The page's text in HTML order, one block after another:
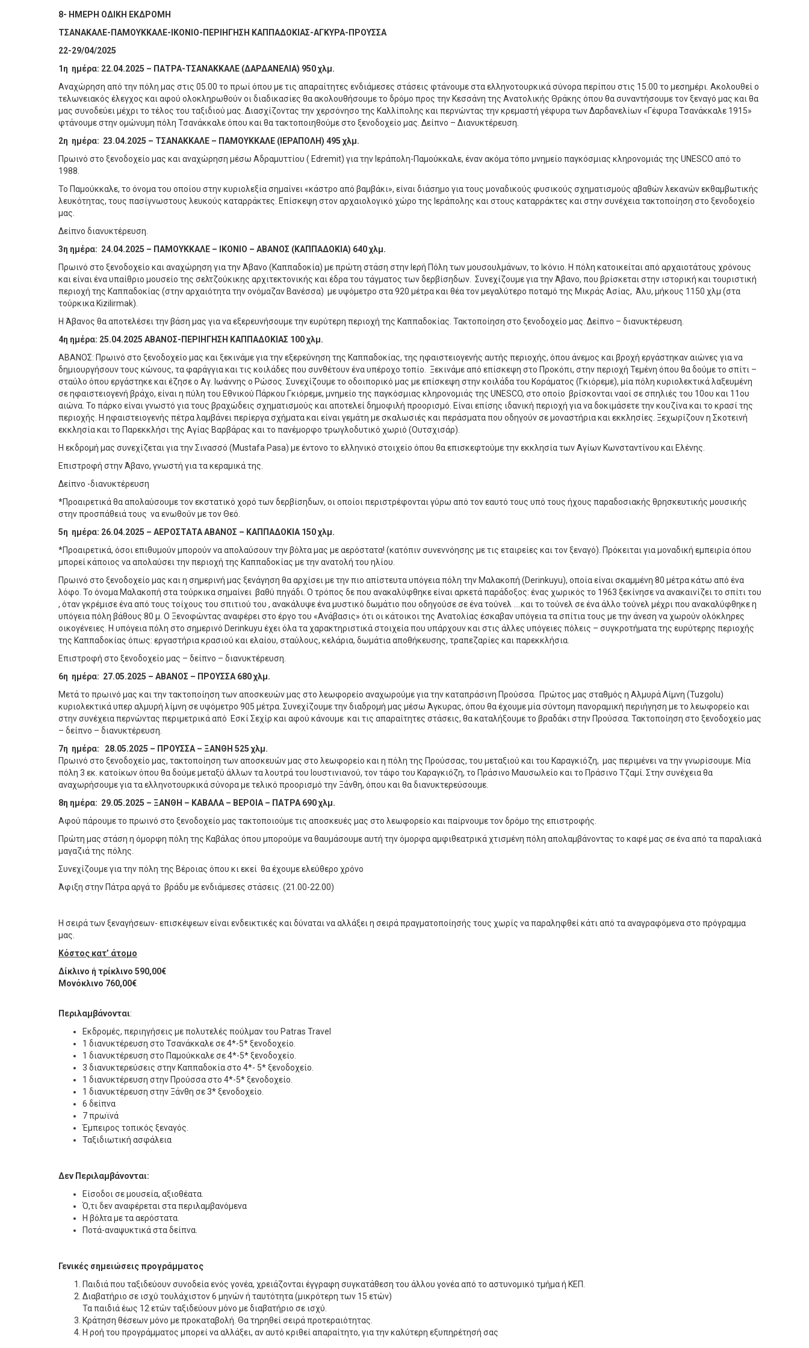
8- ΗΜΕΡΗ ΟΔΙΚΗ ΕΚΔΡΟΜΗ
ΤΣΑΝΑΚΑΛΕ-ΠΑΜΟΥΚΚΑΛΕ-ΙΚΟΝΙΟ-ΠΕΡΙΗΓΗΣΗ ΚΑΠΠΑΔΟΚΙΑΣ-ΑΓΚΥΡΑ-ΠΡΟΥΣΣΑ
22-29/04/2025
1η ημέρα: 22.04.2025 – ΠΑΤΡΑ-ΤΣΑΝΑΚΚΑΛΕ (ΔΑΡΔΑΝΕΛΙΑ) 950 χλμ.
Αναχώρηση από την πόλη μας στις 05.00 το πρωί όπου με τις απαραίτητες ενδιάμεσες στάσεις φτάνουμε στα ελληνοτουρκικά σύνορα περίπου στις 15.00 το μεσημέρι. Ακολουθεί ο
τελωνειακός έλεγχος και αφού ολοκληρωθούν οι διαδικασίες θα ακολουθήσουμε το δρόμο προς την Κεσσάνη της Ανατολικής Θράκης όπου θα συναντήσουμε τον ξεναγό μας και θα
μας συνοδεύει μέχρι το τέλος του ταξιδιού μας. Διασχίζοντας την χερσόνησο της Καλλίπολης και περνώντας την κρεμαστή γέφυρα των Δαρδανελίων «Γέφυρα Τσανάκκαλε 1915»
φτάνουμε στην ομώνυμη πόλη Τσανάκκαλε όπου και θα τακτοποιηθούμε στο ξενοδοχείο μας. Δείπνο – Διανυκτέρευση.
2η ημέρα: 23.04.2025 – ΤΣΑΝΑΚΚΑΛΕ – ΠΑΜΟΥΚΚΑΛΕ (ΙΕΡΑΠΟΛΗ) 495 χλμ.
Πρωινό στο ξενοδοχείο μας και αναχώρηση μέσω Αδραμυττίου ( Edremit) για την Ιεράπολη-Παμούκκαλε, έναν ακόμα τόπο μνημείο παγκόσμιας κληρονομιάς της UNESCO από το
1988.
Το Παμούκκαλε, το όνομα του οποίου στην κυριολεξία σημαίνει «κάστρο από βαμβάκι», είναι διάσημο για τους μοναδικούς φυσικούς σχηματισμούς αβαθών λεκανών εκθαμβωτικής
λευκότητας, τους πασίγνωστους λευκούς καταρράκτες. Επίσκεψη στον αρχαιολογικό χώρο της Ιεράπολης και στους καταρράκτες και στην συνέχεια τακτοποίηση στο ξενοδοχείο
μας.
Δείπνο διανυκτέρευση.
3η ημέρα: 24.04.2025 – ΠΑΜΟΥΚΚΑΛΕ – ΙΚΟΝΙΟ – ΑΒΑΝΟΣ (ΚΑΠΠΑΔΟΚΙΑ) 640 χλμ.
Πρωινό στο ξενοδοχείο και αναχώρηση για την Άβανο (Καππαδοκία) με πρώτη στάση στην Ιερή Πόλη των μουσουλμάνων, το Ικόνιο. Η πόλη κατοικείται από αρχαιοτάτους χρόνους
και είναι ένα υπαίθριο μουσείο της σελτζούκικης αρχιτεκτονικής και έδρα του τάγματος των δερβίσηδων. Συνεχίζουμε για την Άβανο, που βρίσκεται στην ιστορική και τουριστική
περιοχή της Καππαδοκίας (στην αρχαιότητα την ονόμαζαν Βανέσσα) με υψόμετρο στα 920 μέτρα και θέα τον μεγαλύτερο ποταμό της Μικράς Ασίας, Άλυ, μήκους 1150 χλμ (στα
τούρκικα Kizilirmak).
Η Άβανος θα αποτελέσει την βάση μας για να εξερευνήσουμε την ευρύτερη περιοχή της Καππαδοκίας. Τακτοποίηση στο ξενοδοχείο μας. Δείπνο – διανυκτέρευση.
4η ημέρα: 25.04.2025 ΑΒΑΝΟΣ-ΠΕΡΙΗΓΗΣΗ ΚΑΠΠΑΔΟΚΙΑΣ 100 χλμ.
ΑΒΑΝΟΣ: Πρωινό στο ξενοδοχείο μας και ξεκινάμε για την εξερεύνηση της Καππαδοκίας, της ηφαιστειογενής αυτής περιοχής, όπου άνεμος και βροχή εργάστηκαν αιώνες για να
δημιουργήσουν τους κώνους, τα φαράγγια και τις κοιλάδες που συνθέτουν ένα υπέροχο τοπίο. Ξεκινάμε από επίσκεψη στο Προκόπι, στην περιοχή Τεμένη όπου θα δούμε το σπίτι –
σταύλο όπου εργάστηκε και έζησε ο Αγ. Ιωάννης ο Ρώσος. Συνεχίζουμε το οδοιπορικό μας με επίσκεψη στην κοιλάδα του Κοράματος (Γκιόρεμε), μία πόλη κυριολεκτικά λαξευμένη
σε ηφαιστειογενή βράχο, είναι η πύλη του Εθνικού Πάρκου Γκιόρεμε, μνημείο της παγκόσμιας κληρονομιάς της UNESCO, στο οποίο βρίσκονται ναοί σε σπηλιές του 10ου και 11ου
αιώνα. Το πάρκο είναι γνωστό για τους βραχώδεις σχηματισμούς και αποτελεί δημοφιλή προορισμό. Είναι επίσης ιδανική περιοχή για να δοκιμάσετε την κουζίνα και το κρασί της
περιοχής. Η ηφαιστειογενής πέτρα λαμβάνει περίεργα σχήματα και είναι γεμάτη με σκαλωσιές και περάσματα που οδηγούν σε μοναστήρια και εκκλησίες. Ξεχωρίζουν η Σκοτεινή
εκκλησία και το Παρεκκλήσι της Αγίας Βαρβάρας και το πανέμορφο τρωγλοδυτικό χωριό (Ουτσχισάρ).
Η εκδρομή μας συνεχίζεται για την Σινασσό (Mustafa Pasa) με έντονο το ελληνικό στοιχείο όπου θα επισκεφτούμε την εκκλησία των Αγίων Κωνσταντίνου και Ελένης.
Επιστροφή στην Άβανο, γνωστή για τα κεραμικά της.
Δείπνο -διανυκτέρευση
*Προαιρετικά θα απολαύσουμε τον εκστατικό χορό των δερβίσηδων, οι οποίοι περιστρέφονται γύρω από τον εαυτό τους υπό τους ήχους παραδοσιακής θρησκευτικής μουσικής
στην προσπάθειά τους να ενωθούν με τον Θεό.
5η ημέρα: 26.04.2025 – ΑΕΡΟΣΤΑΤΑ ΑΒΑΝΟΣ – ΚΑΠΠΑΔΟΚΙΑ 150 χλμ.
*Προαιρετικά, όσοι επιθυμούν μπορούν να απολαύσουν την βόλτα μας με αερόστατα! (κατόπιν συνεννόησης με τις εταιρείες και τον ξεναγό). Πρόκειται για μοναδική εμπειρία όπου
μπορεί κάποιος να απολαύσει την περιοχή της Καππαδοκίας με την ανατολή του ηλίου.
Πρωινό στο ξενοδοχείο μας και η σημερινή μας ξενάγηση θα αρχίσει με την πιο απίστευτα υπόγεια πόλη την Μαλακοπή (Derinkuyu), οποία είναι σκαμμένη 80 μέτρα κάτω από ένα
λόφο. Το όνομα Μαλακοπή στα τούρκικα σημαίνει βαθύ πηγάδι. Ο τρόπος δε που ανακαλύφθηκε είναι αρκετά παράδοξος: ένας χωρικός το 1963 ξεκίνησε να ανακαινίζει το σπίτι του
, όταν γκρέμισε ένα από τους τοίχους του σπιτιού του , ανακάλυψε ένα μυστικό δωμάτιο που οδηγούσε σε ένα τούνελ ….και το τούνελ σε ένα άλλο τούνελ μέχρι που ανακαλύφθηκε η
υπόγεια πόλη βάθους 80 μ. Ο Ξενοφώντας αναφέρει στο έργο του «Ανάβασις» ότι οι κάτοικοι της Ανατολίας έσκαβαν υπόγεια τα σπίτια τους με την άνεση να χωρούν ολόκληρες
οικογένειες. Η υπόγεια πόλη στο σημερινό Derinkuyu έχει όλα τα χαρακτηριστικά στοιχεία που υπάρχουν και στις άλλες υπόγειες πόλεις – συγκροτήματα της ευρύτερης περιοχής
της Καππαδοκίας όπως: εργαστήρια κρασιού και ελαίου, σταύλους, κελάρια, δωμάτια αποθήκευσης, τραπεζαρίες και παρεκκλήσια.
Επιστροφή στο ξενοδοχείο μας – δείπνο – διανυκτέρευση.
6η ημέρα: 27.05.2025 – ΑΒΑΝΟΣ – ΠΡΟΥΣΣΑ 680 χλμ.
Μετά το πρωινό μας και την τακτοποίηση των αποσκευών μας στο λεωφορείο αναχωρούμε για την καταπράσινη Προύσσα. Πρώτος μας σταθμός η Αλμυρά Λίμνη (Tuzgolu)
κυριολεκτικά υπερ αλμυρή λίμνη σε υψόμετρο 905 μέτρα. Συνεχίζουμε την διαδρομή μας μέσω Άγκυρας, όπου θα έχουμε μία σύντομη πανοραμική περιήγηση με το λεωφορείο και
στην συνέχεια περνώντας περιμετρικά από Εσκί Σεχίρ και αφού κάνουμε και τις απαραίτητες στάσεις, θα καταλήξουμε το βραδάκι στην Προύσσα. Τακτοποίηση στο ξενοδοχείο μας
– δείπνο – διανυκτέρευση.
7η ημέρα: 28.05.2025 – ΠΡΟΥΣΣΑ – ΞΑΝΘΗ 525 χλμ.
Πρωινό στο ξενοδοχείο μας, τακτοποίηση των αποσκευών μας στο λεωφορείο και η πόλη της Προύσσας, του μεταξιού και του Καραγκιόζη, μας περιμένει να την γνωρίσουμε. Μία
πόλη 3 εκ. κατοίκων όπου θα δούμε μεταξύ άλλων τα λουτρά του Ιουστινιανού, τον τάφο του Καραγκιόζη, το Πράσινο Μαυσωλείο και το Πράσινο Τζαμί. Στην συνέχεια θα
αναχωρήσουμε για τα ελληνοτουρκικά σύνορα με τελικό προορισμό την Ξάνθη, όπου και θα διανυκτερεύσουμε.
8η ημέρα: 29.05.2025 – ΞΑΝΘΗ – ΚΑΒΑΛΑ – ΒΕΡΟΙΑ – ΠΑΤΡΑ 690 χλμ.
Αφού πάρουμε το πρωινό στο ξενοδοχείο μας τακτοποιούμε τις αποσκευές μας στο λεωφορείο και παίρνουμε τον δρόμο της επιστροφής.
Πρώτη μας στάση η όμορφη πόλη της Καβάλας όπου μπορούμε να θαυμάσουμε αυτή την όμορφα αμφιθεατρικά χτισμένη πόλη απολαμβάνοντας το καφέ μας σε ένα από τα παραλιακά
μαγαζιά της πόλης.
Συνεχίζουμε για την πόλη της Βέροιας όπου κι εκεί θα έχουμε ελεύθερο χρόνο
Άφιξη στην Πάτρα αργά το βράδυ με ενδιάμεσες στάσεις. (21.00-22.00)
Η σειρά των ξεναγήσεων- επισκέψεων είναι ενδεικτικές και δύναται να αλλάξει η σειρά πραγματοποίησής τους χωρίς να παραληφθεί κάτι από τα αναγραφόμενα στο πρόγραμμα
μας.
Κόστος κατ’ άτομο
Δίκλινο ή τρίκλινο 590,00€
Μονόκλινο 760,00€
Περιλαμβάνονται:
Εκδρομές, περιηγήσεις με πολυτελές πούλμαν του Patras Travel
1 διανυκτέρευση στο Τσανάκκαλε σε 4*-5* ξενοδοχείο.
1 διανυκτέρευση στο Παμούκκαλε σε 4*-5* ξενοδοχείο.
3 διανυκτερεύσεις στην Καππαδοκία στο 4*- 5* ξενοδοχείο.
1 διανυκτέρευση στην Προύσσα στο 4*-5* ξενοδοχείο.
1 διανυκτέρευση στην Ξάνθη σε 3* ξενοδοχείο.
6 δείπνα
7 πρωϊνά
Έμπειρος τοπικός ξεναγός.
Ταξιδιωτική ασφάλεια
Δεν Περιλαμβάνονται:
Είσοδοι σε μουσεία, αξιοθέατα.
Ό,τι δεν αναφέρεται στα περιλαμβανόμενα
Η βόλτα με τα αερόστατα.
Ποτά-αναψυκτικά στα δείπνα.
Γενικές σημειώσεις προγράμματος
Παιδιά που ταξιδεύουν συνοδεία ενός γονέα, χρειάζονται έγγραφη συγκατάθεση του άλλου γονέα από το αστυνομικό τμήμα ή ΚΕΠ.
Διαβατήριο σε ισχύ τουλάχιστον 6 μηνών ή ταυτότητα (μικρότερη των 15 ετών)
Τα παιδιά έως 12 ετών ταξιδεύουν μόνο με διαβατήριο σε ισχύ.
Κράτηση θέσεων μόνο με προκαταβολή. Θα τηρηθεί σειρά προτεραιότητας.
Η ροή του προγράμματος μπορεί να αλλάξει, αν αυτό κριθεί απαραίτητο, για την καλύτερη εξυπηρέτησή σας